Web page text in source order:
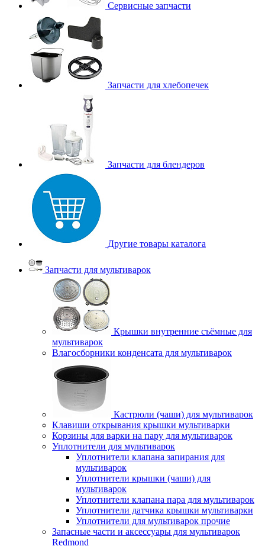
Сервисные запчасти
Запчасти для хлебопечек
Запчасти для блендеров
Другие товары каталога
Запчасти для мультиварок
Крышки внутренние съёмные для
мультиварок
Влагосборники конденсата для мультиварок
Кастрюли (чаши) для мультиварок
Клавиши открывания крышки мультиварки
Корзины для варки на пару для мультиварок
Уплотнители для мультиварок
Уплотнители клапана запирания для
мультиварок
Уплотнители крышки (чаши) для
мультиварок
Уплотнители клапана пара для мультиварок
Уплотнители датчика крышки мультиварки
Уплотнители для мультиварок прочие
Запасные части и аксессуары для мультиварок
Redmond